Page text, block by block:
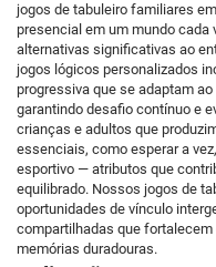
jogos de tabuleiro familiares
presencial em um mundo
alternativas significativas ao
jogos lógicos personalizados
progressiva que se adaptam
garantindo desafio contínuo e
crianças e adultos que
essenciais, como esperar a
esportivo — atributos que
equilibrado. Nossos jogos de
oportunidades de vínculo
compartilhadas que
memórias duradouras.